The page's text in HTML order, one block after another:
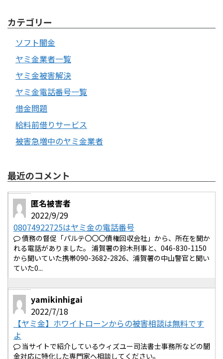
カテゴリー
ソフト闇金
ヤミ金業者一覧
ヤミ金被害解決
ヤミ金電話番号一覧
借金問題
給料前借りサービス
被害急増中のヤミ金業者
最近のコメント
匿名被害者
2022/9/29
08074922725はヤミ金の電話番号
債務の督促「パルテ〇〇〇債権回収会社」から、所在を聞か
れる電話がありました。 浦賀署の鈴木刑事と、046-830-1150
から聞いていた携帯090-3682-2826、浦賀署の中山警官と聞い
ていた0...
yamikinhigai
2022/7/18
【ヤミ金】ホワイトローンからの被害相談は無料です
よ
当サイトで紹介しているウィズユー司法書士事務所などの闇
金対応に特化した専門家へ相談してください。